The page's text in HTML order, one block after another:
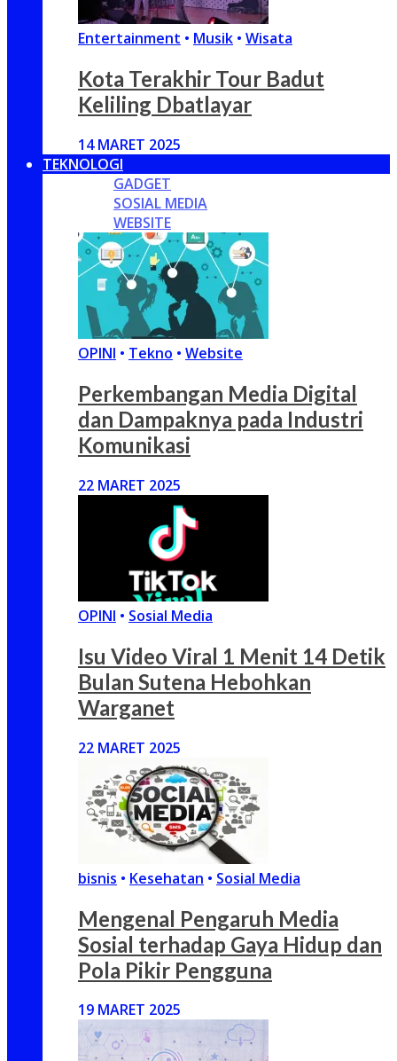
Entertainment • Musik • Wisata
Kota Terakhir Tour Badut
Keliling Dbatlayar
14 MARET 2025
TEKNOLOGI
GADGET
SOSIAL MEDIA
WEBSITE
OPINI • Tekno • Website
Perkembangan Media Digital
dan Dampaknya pada Industri
Komunikasi
22 MARET 2025
OPINI • Sosial Media
Isu Video Viral 1 Menit 14 Detik
Bulan Sutena Hebohkan
Warganet
22 MARET 2025
bisnis • Kesehatan • Sosial Media
Mengenal Pengaruh Media
Sosial terhadap Gaya Hidup dan
Pola Pikir Pengguna
19 MARET 2025